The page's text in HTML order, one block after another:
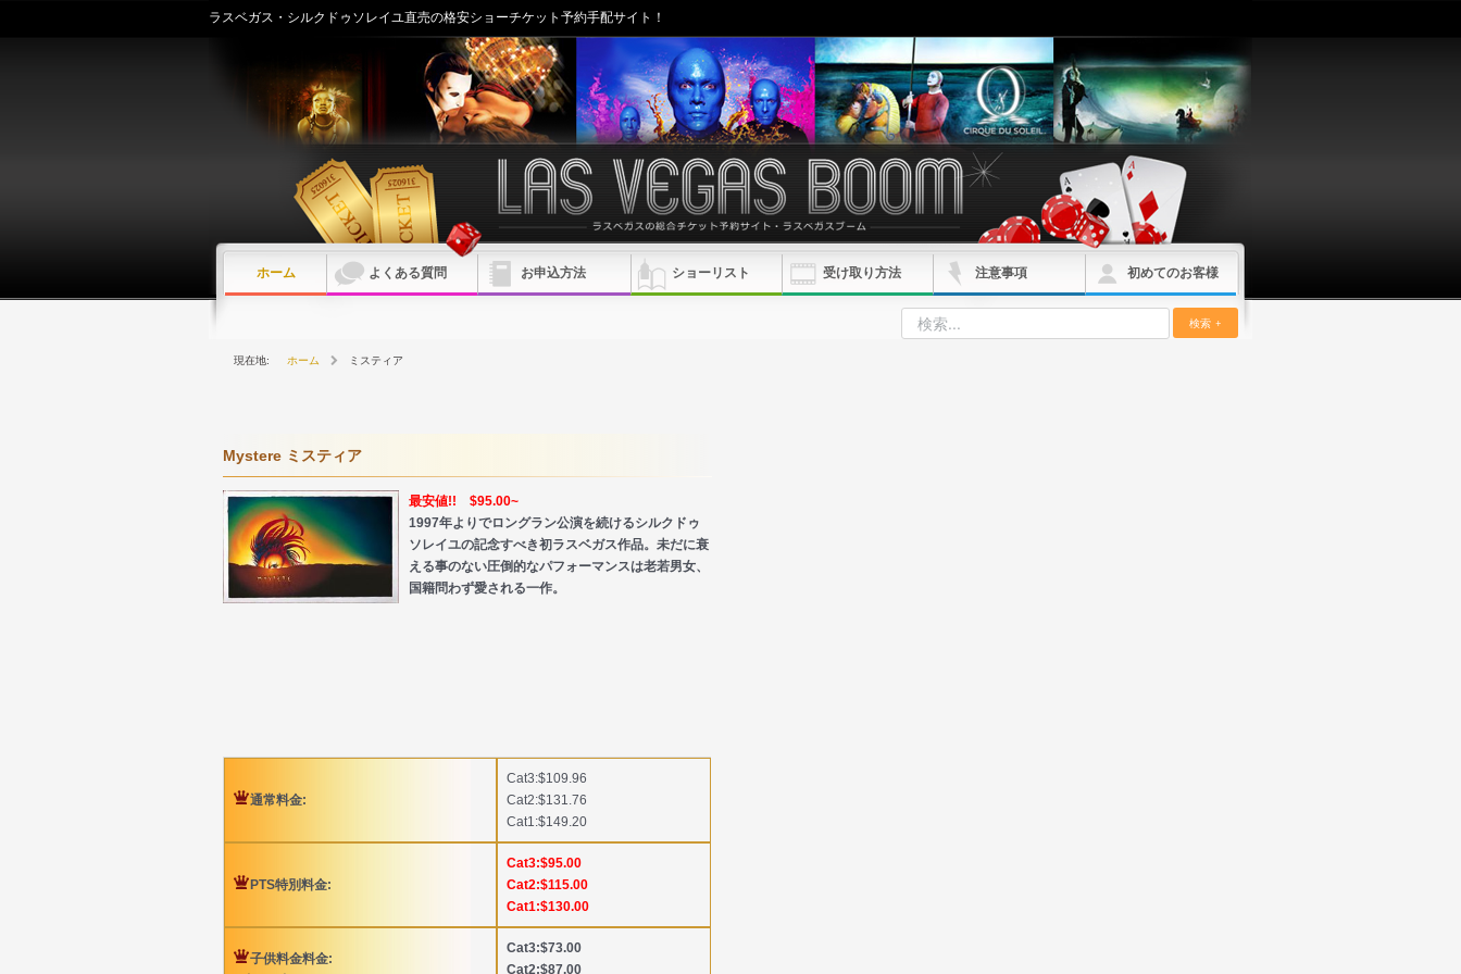
ラスベガス・シルクドゥソレイユ直売の格安ショーチケット予約手配サイト！
ホーム よくある質問 お申込方法 ショーリスト 受け取り方法 注意事項 初めてのお客様
検索
ホーム ミスティア
Mystere ミスティア
最安値!! $95.00~
1997年よりでロングラン公演を続けるシルクドゥ
ソレイユの記念すべき初ラスベガス作品。未だに衰
える事のない圧倒的なパフォーマンスは老若男女、
国籍問わず愛される一作。
通常料金:
Cat3:$109.96
Cat2:$131.76
Cat1:$149.20
PTS特別料金:
Cat3:$95.00
Cat2:$115.00
Cat1:$130.00
子供料金料金:
Cat3:$73.00
Cat2:$87.00